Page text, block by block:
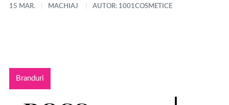
15 MAR.
MACHIAJ AUTOR: 1001COSMETICE
Branduri